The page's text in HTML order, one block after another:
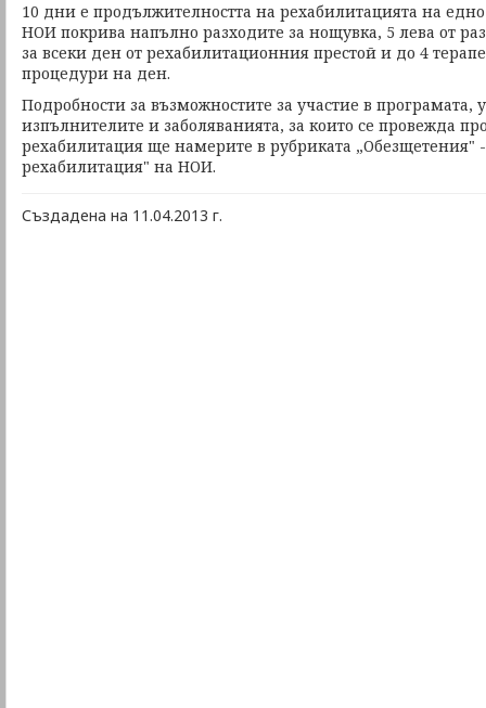
10 дни е продължителността на рехабилитацията на
НОИ покрива напълно разходите за нощувка, 5 лева от
за всеки ден от рехабилитационния престой и до 4
процедури на ден.
Подробности за възможностите за участие в програмата,
изпълнителите и заболяванията, за които се провежда
рехабилитация ще намерите в рубриката „Обезщетения"
рехабилитация" на НОИ.
Създадена на 11.04.2013 г.